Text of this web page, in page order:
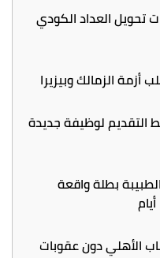
تحويل العداد الكودي
الزمالك وبيزيرا
ورابط التقديم لوظيفة جديدة
بطلة واقعة
الأهلي دون عقوبات